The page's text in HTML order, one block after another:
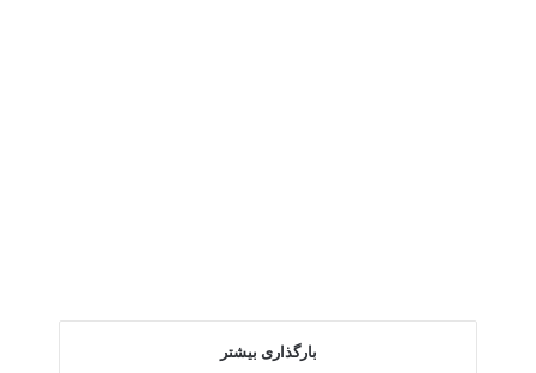
بارگذاری بیشتر